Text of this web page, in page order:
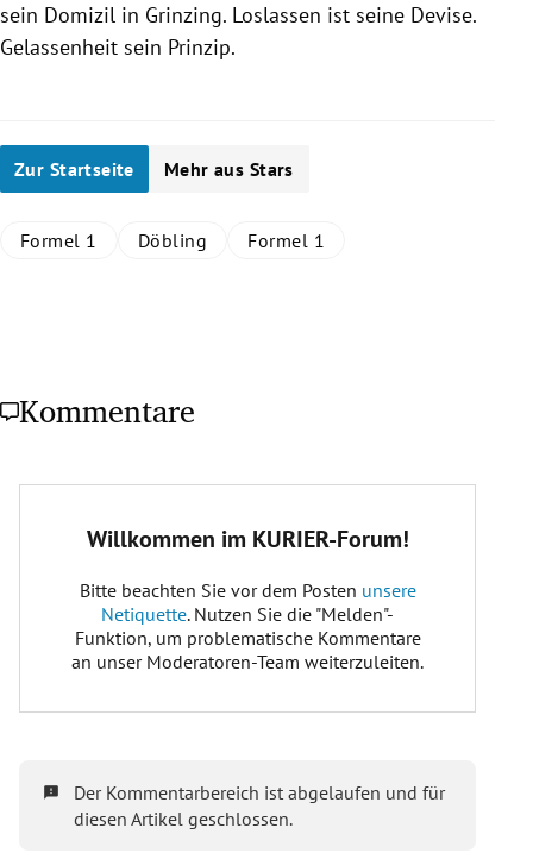
sein Domizil in Grinzing. Loslassen ist seine Devise.
Gelassenheit sein Prinzip.
Zur Startseite Mehr aus Stars
Formel 1 Döbling Formel 1
Kommentare